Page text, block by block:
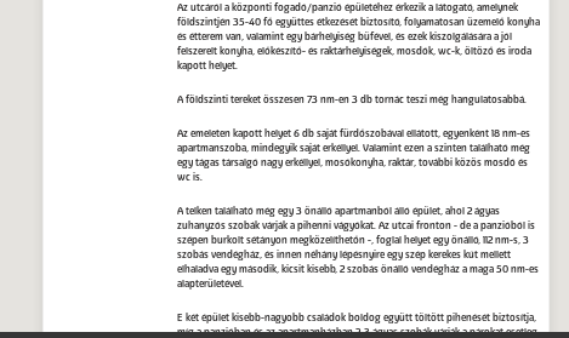
Az utcáról a központi fogadó/panzió épületéhez érkezik a látogató, amelynek
földszintjén 35-40 fő együttes étkezését biztosító, folyamatosan üzemelő konyha
és étterem van, valamint egy bárhelyiség büfével, és ezek kiszolgálására a jól
felszerelt konyha, előkészítő- és raktárhelyiségek, mosdók, wc-k, öltöző és iroda
kapott helyet.
A földszinti tereket összesen 73 nm-en 3 db tornác teszi még hangulatosabbá.
Az emeleten kapott helyet 6 db saját fürdőszobával ellátott, egyenként 18 nm-es
apartmanszoba, mindegyik saját erkéllyel. Valamint ezen a szinten található még
egy tágas társalgó nagy erkéllyel, mosókonyha, raktár, további közös mosdó és
wc is.
A telken található még egy 3 önálló apartmanból álló épület, ahol 2 ágyas
zuhanyzós szobák várják a pihenni vágyókat. Az utcai fronton - de a panzióból is
szépen burkolt sétányon megközelíthetőn -, foglal helyet egy önálló, 112 nm-s, 3
szobás vendégház, és innen néhány lépésnyire egy szép kerekes kút mellett
elhaladva egy második, kicsit kisebb, 2 szobás önálló vendégház a maga 50 nm-es
alapterületével.
E két épület kisebb-nagyobb családok boldog együtt töltött pihenését biztosítja,
míg a panzióban és az apartmanházban 2-3 ágyas szobák várják a párokat esetleg